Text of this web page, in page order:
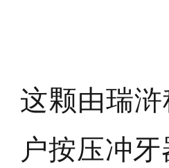
这颗由瑞
户按压冲